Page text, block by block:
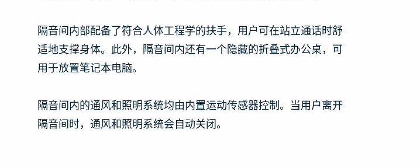
隔音间内部配备了符合人体工程学的扶手，用户可在站立通话时舒
适地支撑身体。此外，隔音间内还有一个隐藏的折叠式办公桌，可
用于放置笔记本电脑。
隔音间内的通风和照明系统均由内置运动传感器控制。当用户离开
隔音间时，通风和照明系统会自动关闭。